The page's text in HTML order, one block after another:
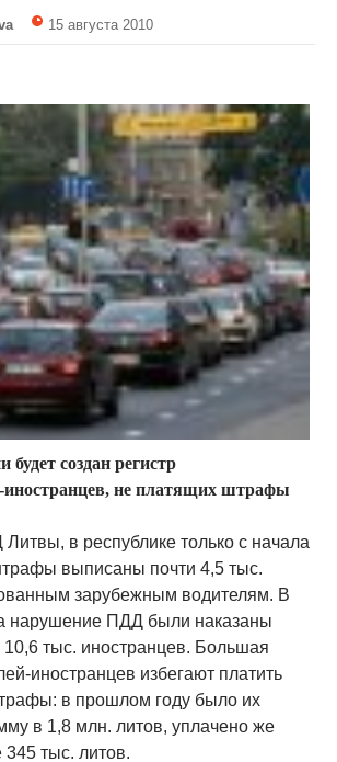
15 августа 2010
будет создан регистр
иностранцев, не платящих штрафы
в республике только с начала
выписаны почти 4,5 тыс.
зарубежным водителям. В
нарушение ПДД были наказаны
тыс. иностранцев. Большая
иностранцев избегают платить
в прошлом году было их
в 1,8 млн. литов, уплачено же
тыс. литов.